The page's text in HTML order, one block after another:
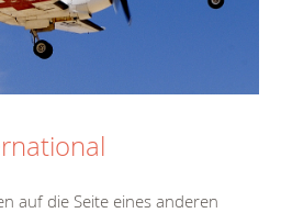
auf die Seite eines anderen